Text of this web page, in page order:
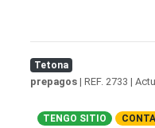
Tetona
prepagos | REF. 2733 |
TENGO SITIO